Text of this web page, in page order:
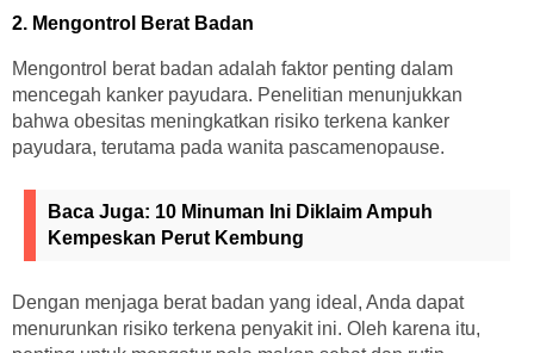
2. Mengontrol Berat Badan
Mengontrol berat badan adalah faktor penting dalam
mencegah kanker payudara. Penelitian menunjukkan
bahwa obesitas meningkatkan risiko terkena kanker
payudara, terutama pada wanita pascamenopause.
Baca Juga: 10 Minuman Ini Diklaim Ampuh
Kempeskan Perut Kembung
Dengan menjaga berat badan yang ideal, Anda dapat
menurunkan risiko terkena penyakit ini. Oleh karena itu,